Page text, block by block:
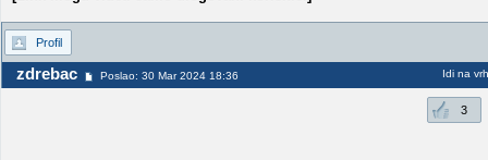
Profil
zdrebac Poslao: 30 Mar 2024 18:36 Idi na vrh
3